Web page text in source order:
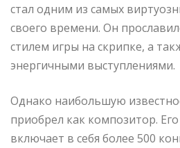
стал одним из самых
своего времени. Он
стилем игры на скрипке, а
энергичными выступлениями.
Однако наибольшую
приобрел как композитор.
включает в себя более 500